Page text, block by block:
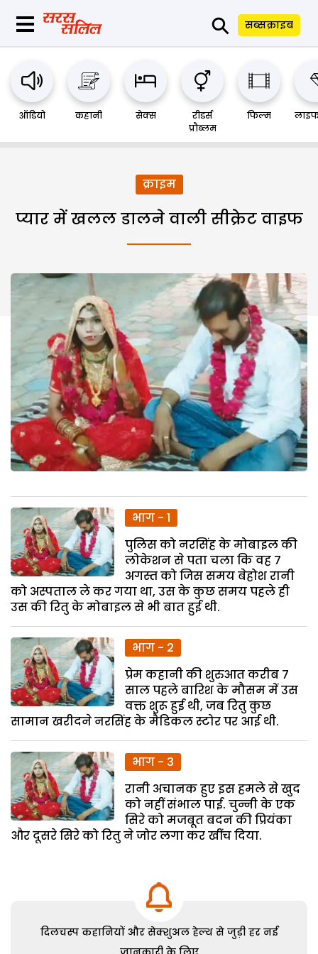
⚲ सब्सक्राइब
ऑडियो कहानी सेक्स
रीडर्स
प्रौब्लम
फिल्म
क्राइम
प्यार में खलल डालने वाली सीक्रेट वाइफ
भाग - 1
पुलिस को नरसिंह के मोबाइल की
लोकेशन से पता चला कि वह 7
अगस्त को जिस समय बेहोश रानी
को अस्पताल ले कर गया था, उस के कुछ समय पहले ही
उस की रितु के मोबाइल से भी बात हुई थी.
भाग - 2
प्रेम कहानी की शुरुआत करीब 7
साल पहले बारिश के मौसम में उस
वक्त शुरू हुई थी, जब रितु कुछ
सामान खरीदने नरसिंह के मैडिकल स्टोर पर आई थी.
भाग - 3
रानी अचानक हुए इस हमले से खुद
को नहीं संभाल पाई. चुन्नी के एक
सिरे को मजबूत बदन की प्रियंका
और दूसरे सिरे को रितु ने जोर लगा कर खींच दिया.
दिलचस्प कहानियों और सेक्शुअल हेल्थ से जुड़ी हर नई